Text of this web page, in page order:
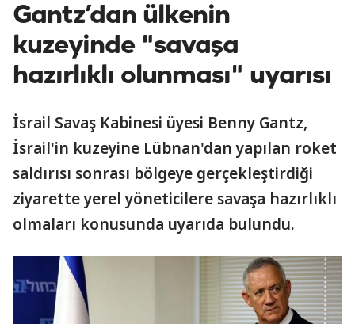
Gantz’dan ülkenin
kuzeyinde "savaşa
hazırlıklı olunması" uyarısı
İsrail Savaş Kabinesi üyesi Benny Gantz,
İsrail'in kuzeyine Lübnan'dan yapılan roket
saldırısı sonrası bölgeye gerçekleştirdiği
ziyarette yerel yöneticilere savaşa hazırlıklı
olmaları konusunda uyarıda bulundu.